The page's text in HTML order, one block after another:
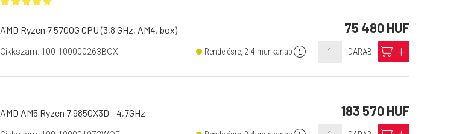
AMD Ryzen 7 5700G CPU (3,8 GHz, AM4, box) 75 480 HUF
Cikkszám: 100-100000263BOX Rendelésre, 2-4 munkanapinfo DARAB cart add
AMD AM5 Ryzen 7 9850X3D - 4,7GHz 183 570 HUF